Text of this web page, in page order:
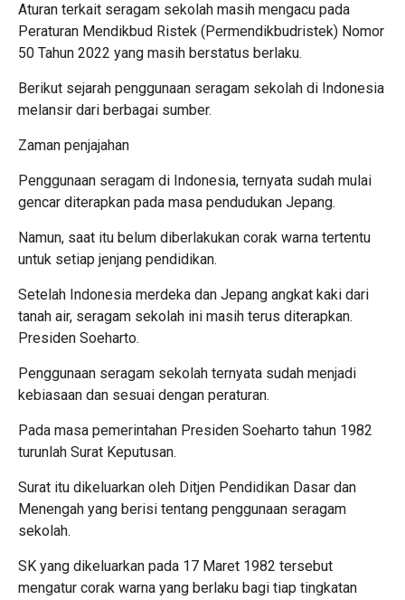
Aturan terkait seragam sekolah masih mengacu pada
Peraturan Mendikbud Ristek (Permendikbudristek) Nomor
50 Tahun 2022 yang masih berstatus berlaku.
Berikut sejarah penggunaan seragam sekolah di Indonesia
melansir dari berbagai sumber.
Zaman penjajahan
Penggunaan seragam di Indonesia, ternyata sudah mulai
gencar diterapkan pada masa pendudukan Jepang.
Namun, saat itu belum diberlakukan corak warna tertentu
untuk setiap jenjang pendidikan.
Setelah Indonesia merdeka dan Jepang angkat kaki dari
tanah air, seragam sekolah ini masih terus diterapkan.
Presiden Soeharto.
Penggunaan seragam sekolah ternyata sudah menjadi
kebiasaan dan sesuai dengan peraturan.
Pada masa pemerintahan Presiden Soeharto tahun 1982
turunlah Surat Keputusan.
Surat itu dikeluarkan oleh Ditjen Pendidikan Dasar dan
Menengah yang berisi tentang penggunaan seragam
sekolah.
SK yang dikeluarkan pada 17 Maret 1982 tersebut
mengatur corak warna yang berlaku bagi tiap tingkatan